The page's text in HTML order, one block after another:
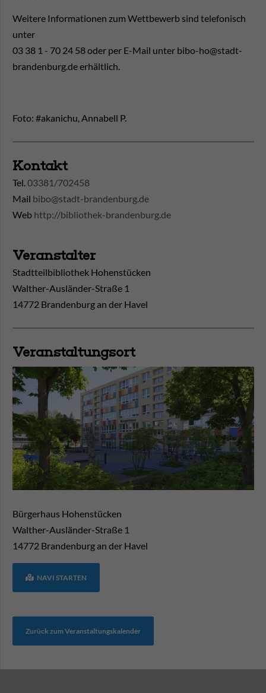
Weitere Informationen zum Wettbewerb sind telefonisch
unter
03 38 1 - 70 24 58 oder per E-Mail unter bibo-ho@stadt-
brandenburg.de erhältlich.
Foto: #akanichu, Annabell P.
Kontakt
Tel.03381/702458
Mail bibo@stadt-brandenburg.de
Web http://bibliothek-brandenburg.de
Veranstalter
Stadtteilbibliothek Hohenstücken
Walther-Ausländer-Straße 1
14772 Brandenburg an der Havel
Veranstaltungsort
Bürgerhaus Hohenstücken
Walther-Ausländer-Straße 1
14772 Brandenburg an der Havel
NAVI STARTEN
Zurück zum Veranstaltungskalender